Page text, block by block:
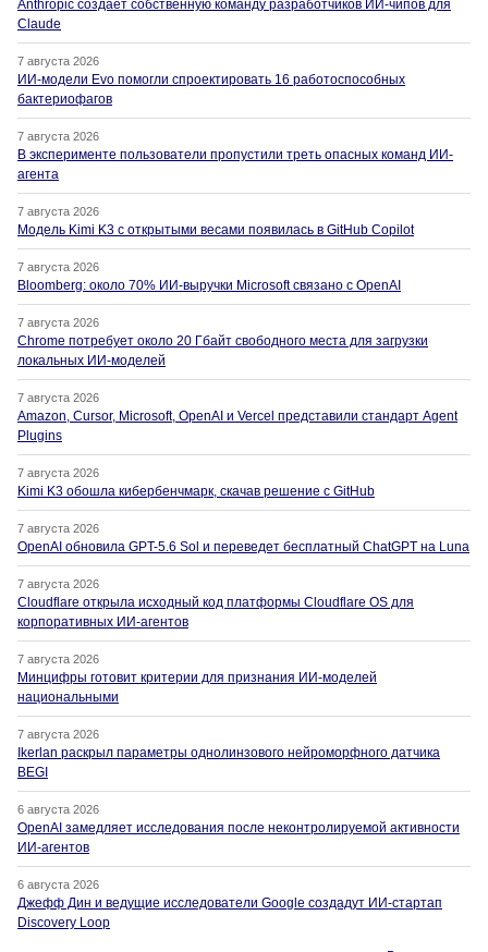
Anthropic создаёт собственную команду разработчиков ИИ-чипов для
Claude
7 августа 2026
ИИ-модели Evo помогли спроектировать 16 работоспособных
бактериофагов
7 августа 2026
В эксперименте пользователи пропустили треть опасных команд ИИ-
агента
7 августа 2026
Модель Kimi K3 с открытыми весами появилась в GitHub Copilot
7 августа 2026
Bloomberg: около 70% ИИ-выручки Microsoft связано с OpenAI
7 августа 2026
Chrome потребует около 20 Гбайт свободного места для загрузки
локальных ИИ-моделей
7 августа 2026
Amazon, Cursor, Microsoft, OpenAI и Vercel представили стандарт Agent
Plugins
7 августа 2026
Kimi K3 обошла кибербенчмарк, скачав решение с GitHub
7 августа 2026
OpenAI обновила GPT-5.6 Sol и переведет бесплатный ChatGPT на Luna
7 августа 2026
Cloudflare открыла исходный код платформы Cloudflare OS для
корпоративных ИИ-агентов
7 августа 2026
Минцифры готовит критерии для признания ИИ-моделей
национальными
7 августа 2026
Ikerlan раскрыл параметры однолинзового нейроморфного датчика
BEGI
6 августа 2026
OpenAI замедляет исследования после неконтролируемой активности
ИИ-агентов
6 августа 2026
Джефф Дин и ведущие исследователи Google создадут ИИ-стартап
Discovery Loop